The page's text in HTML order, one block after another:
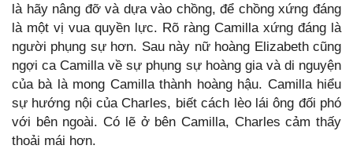
là hãy nâng đỡ và dựa vào chồng, để chồng xứng đáng
là một vị vua quyền lực. Rõ ràng Camilla xứng đáng là
người phụng sự hơn. Sau này nữ hoàng Elizabeth cũng
ngợi ca Camilla về sự phụng sự hoàng gia và di nguyện
của bà là mong Camilla thành hoàng hậu. Camilla hiểu
sự hướng nội của Charles, biết cách lèo lái ông đối phó
với bên ngoài. Có lẽ ở bên Camilla, Charles cảm thấy
thoải mái hơn.